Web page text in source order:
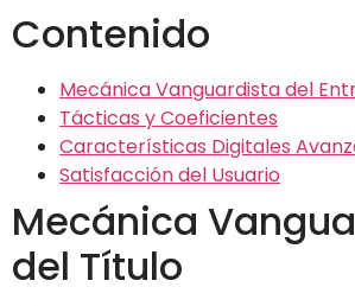
Contenido
Mecánica Vanguardista del
Tácticas y Coeficientes
Características Digitales
Satisfacción del Usuario
Mecánica
del Título